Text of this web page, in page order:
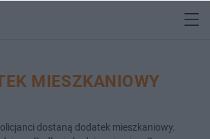
MIESZKANIOWY
dostaną dodatek mieszkaniowy.